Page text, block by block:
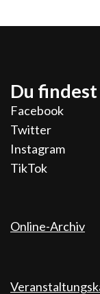
Du findest
Facebook
Twitter
Instagram
TikTok
Online-Archiv